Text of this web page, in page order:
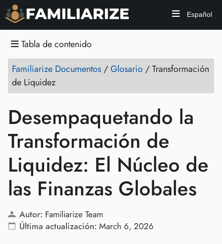
Español
Tabla de contenido
Familiarize Documentos /Glosario /Transformación
de Liquidez
Desempaquetando la
Transformación de
Liquidez: El Núcleo de
las Finanzas Globales
Autor: Familiarize Team
Última actualización: March 6, 2026